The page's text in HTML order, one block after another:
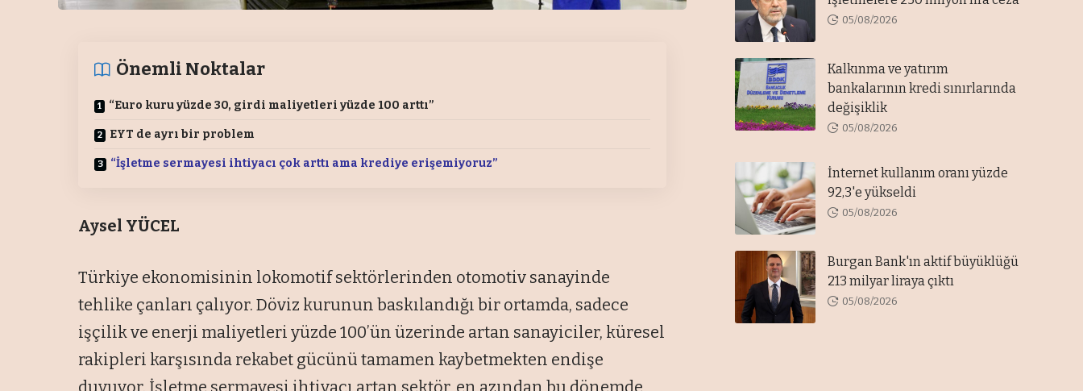
Önemli Noktalar
“Euro kuru yüzde 30, girdi maliyetleri yüzde 100 arttı”
EYT de ayrı bir problem
“İşletme sermayesi ihtiyacı çok arttı ama krediye erişemiyoruz”
Aysel YÜCEL
Türkiye ekonomisinin lokomotif sektörlerinden otomotiv sanayinde
tehlike çanları çalıyor. Döviz kurunun baskılandığı bir ortamda, sadece
işçilik ve enerji maliyetleri yüzde 100’ün üzerinde artan sanayiciler, küresel
rakipleri karşısında rekabet gücünü tamamen kaybetmekten endişe
duyuyor. İşletme sermayesi ihtiyacı artan sektör, en azından bu dönemde
05/08/2026
Kalkınma ve yatırım
bankalarının kredi sınırlarında
değişiklik
05/08/2026
İnternet kullanım oranı yüzde
92,3'e yükseldi
05/08/2026
Burgan Bank'ın aktif büyüklüğü
213 milyar liraya çıktı
05/08/2026